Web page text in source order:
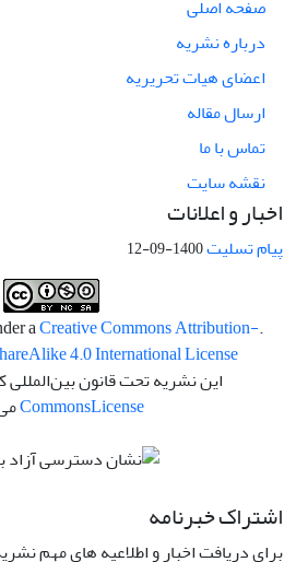
صفحه اصلی
درباره نشریه
اعضای هیات تحریریه
ارسال مقاله
تماس با ما
نقشه سایت
اخبار و اعلانات
پیام تسلیت1400-09-12
.This work is licensed under a
Creative Commons Attribution-
4.0 International License
این نشریه تحت قانون بین‌المللی
CommonsLicense
اشتراک خبرنامه
برای دریافت اخبار و اطلاعیه های مهم